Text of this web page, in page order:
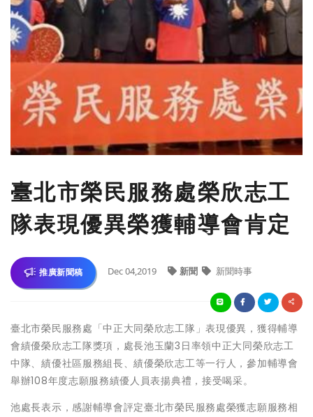
臺北市榮民服務處榮欣志工
隊表現優異榮獲輔導會肯定
推廣新聞稿 Dec 04,2019 新聞 新聞時事
臺北市榮民服務處「中正大同榮欣志工隊」表現優異，獲得輔導
會績優榮欣志工隊獎項，處長池玉蘭3日率領中正大同榮欣志工
中隊、績優社區服務組長、績優榮欣志工等一行人，參加輔導會
舉辦108年度志願服務績優人員表揚典禮，接受喝采。
池處長表示，感謝輔導會評定臺北市榮民服務處榮獲志願服務相